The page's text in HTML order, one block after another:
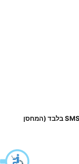
יש להגיע לנקודת האיסוף שנבחרה לאחר קבלת SMS בלבד (המחסן